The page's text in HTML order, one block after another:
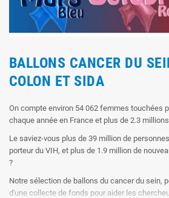
BALLONS CANCER DU
COLON ET SIDA
On compte environ 54 062 femmes touchées
chaque année en France et plus de 2.3
Le saviez-vous plus de 39 million de
porteur du VIH, et plus de 1.9 million de
?
Notre sélection de ballons du cancer du sein,
d'une collecte de fonds pour aider les